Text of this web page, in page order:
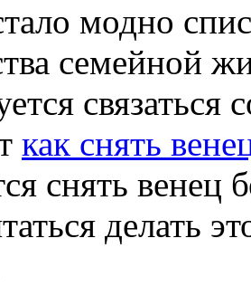
модно
семейной
связаться
как снять
снять венец
делать